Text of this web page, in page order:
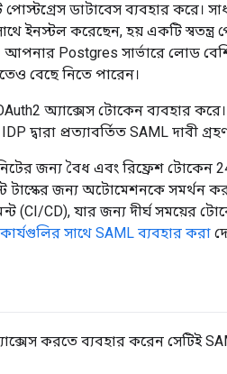
ডাটাবেস ব্যবহার করে।
করেছেন, হয় একটি স্বতন্ত্র
আপনার Postgres সার্ভারে লোড
বেছে নিতে পারেন।
অ্যাক্সেস টোকেন ব্যবহার
প্রত্যাবর্তিত SAML দাবী
জন্য বৈধ এবং রিফ্রেশ টোকেন
জন্য অটোমেশনকে সমর্থন
(CI/CD), যার জন্য দীর্ঘ সময়ের
কার্যগুলির সাথে SAML ব্যবহার করা
করতে ব্যবহার করেন সেটিই